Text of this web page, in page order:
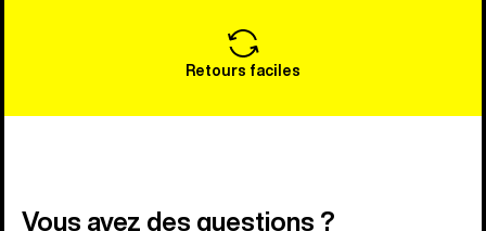
Retours faciles
Vous avez des questions ?